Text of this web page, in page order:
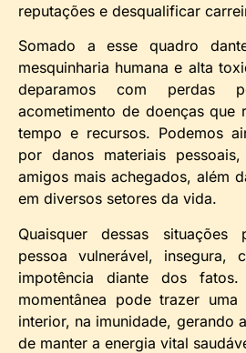
reputações e desqualificar
Somado a esse quadro
mesquinharia humana e alta
deparamos com
acometimento de doenças que
tempo e recursos. Podemos
por danos materiais
amigos mais achegados, além
em diversos setores da vida.
Quaisquer dessas situações
pessoa vulnerável, insegura,
impotência diante dos
momentânea pode trazer
interior, na imunidade, gerando
de manter a energia vital